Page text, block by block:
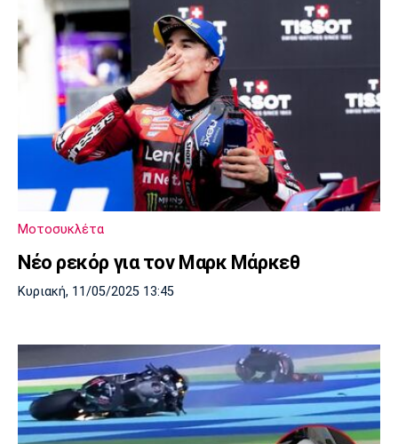
Μοτοσυκλέτα
Νέο ρεκόρ για τον Μαρκ Μάρκεθ
Κυριακή, 11/05/2025 13:45